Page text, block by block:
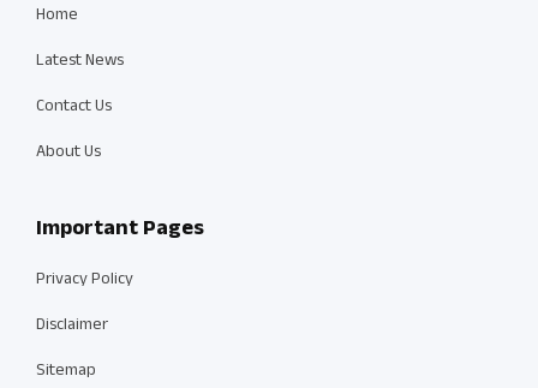
Home
Latest News
Contact Us
About Us
Important Pages
Privacy Policy
Disclaimer
Sitemap